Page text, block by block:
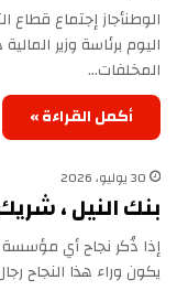
الوطن‏‏أجاز إجتماع قطاع
اليوم برئاسة وزير
المخلفات…
أكمل القراءة »
30 يوليو، 2026
بنك النيل ،
إذا ذُكر نجاح أي مؤسسة
يكون وراء هذا النجاح